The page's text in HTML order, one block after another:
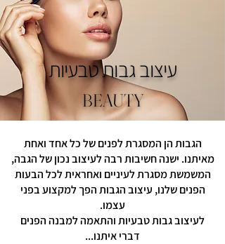
עיצוב גבות טבעיות
BEAUTY
הגבות הן המסגרת לפנים של כל אחד ואחת
מאיתנו. ישנה חשיבות רבה לעיצוב נכון של הגבה,
המשמשת מסגרת לעיניים ואחראית לכל הבעות
הפנים שלנו, עיצוב הגבות הפך למקצוע בפני
עצמו.
לעיצוב גבות טבעיות והתאמה למבנה הפנים
דברי איתנו...